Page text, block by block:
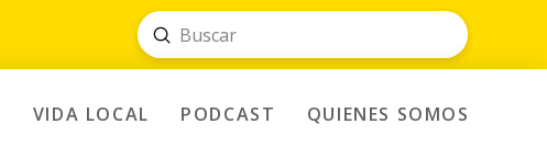
Search
Submit
VIDA LOCAL PODCAST QUIENES SOMOS